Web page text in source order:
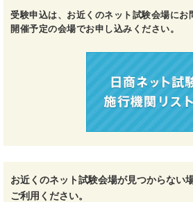
受験申込は、お近くのネット試験会場にお
開催予定の会場でお申し込みください。
お近くのネット試験会場が見つからない
ご利用ください。